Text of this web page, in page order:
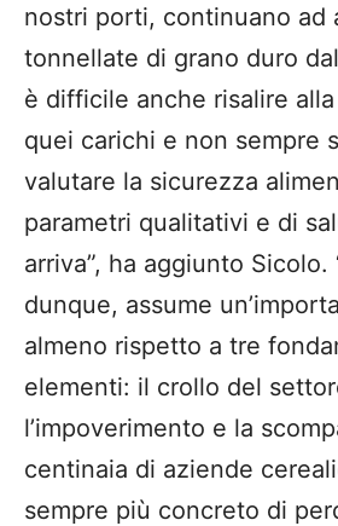
nostri porti, continuano ad
tonnellate di grano duro
è difficile anche risalire
quei carichi e non sempre
valutare la sicurezza
parametri qualitativi e di
arriva”, ha aggiunto Sicolo.
dunque, assume
almeno rispetto a tre
elementi: il crollo del
l’impoverimento e la
centinaia di aziende
sempre più concreto di